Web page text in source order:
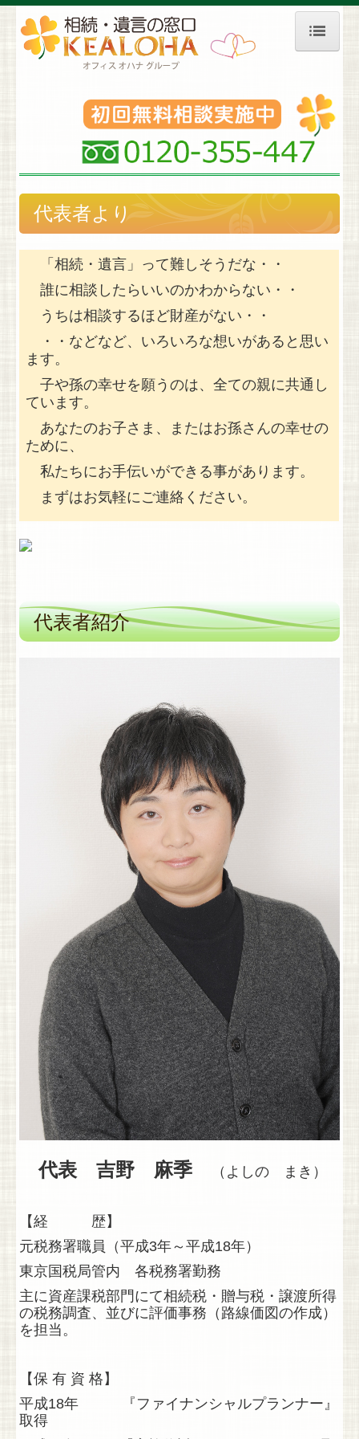
相続対策等
生前対策・贈与
⇒ 生前贈与
⇒ 相続（税）対策
遺言書作成
財産承継
相続手続きサポート
⇒ 相続税申告
その他の業務
相談会・セミナー
ケアロハについて
代表者より
グループスタッフ紹介
アクセス
個人情報保護方針
お問い合わせ
LINK
代表者より
「相続・遺言」って難しそうだな・・
誰に相談したらいいのかわからない・・
うちは相談するほど財産がない・・
・・などなど、いろいろな想いがあると思い
ます。
子や孫の幸せを願うのは、全ての親に共通し
ています。
あなたのお子さま、またはお孫さんの幸せの
ために、
私たちにお手伝いができる事があります。
まずはお気軽にご連絡ください。
代表者紹介
代表 吉野 麻季 （よしの まき）
【経 歴】
元税務署職員（平成3年～平成18年）
東京国税局管内 各税務署勤務
主に資産課税部門にて相続税・贈与税・譲渡所得
の税務調査、並びに評価事務（路線価図の作成）
を担当。
【保 有 資 格】
平成18年 『ファイナンシャルプランナー』
取得